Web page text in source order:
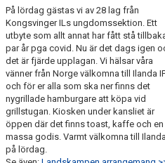
FRISPARKEN
BLI MEDLEM
MATCHER
KONTAKTER & LAG
FÖRENINGSDOKUMENT_GAMLA
På lördag gästas vi av 28 lag från
Kongsvinger ILs ungdomssektion. Ett
utbyte som allt annat har fått stå
par år pga covid. Nu är det dags igen
det är fjärde upplagan. Vi hälsar våra
vänner från Norge välkomna till Ilanda
och för er alla som ska ner finns det
nygrillade hamburgare att köpa vid
grillstugan. Kiosken under kansliet är
öppen där det finns toast, kaffe och en
massa godis. Varmt välkomna till
på lördag.